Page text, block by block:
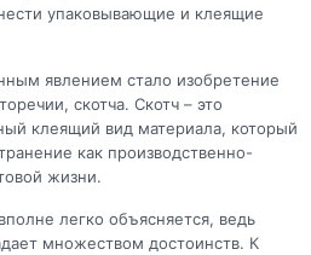
упаковывающие и клеящие
явлением стало изобретение
скотча. Скотч – это
клеящий вид материала, который
как производственно-
жизни.
легко объясняется, ведь
множеством достоинств. К